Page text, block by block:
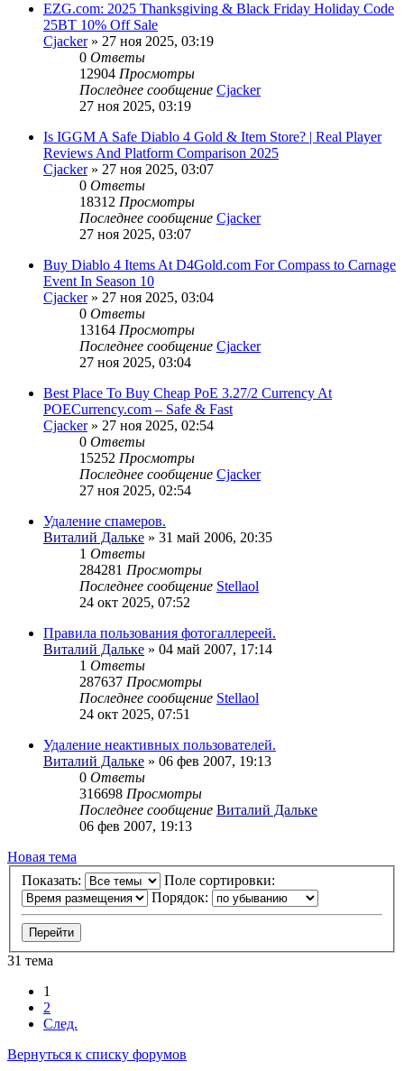
EZG.com: 2025 Thanksgiving & Black Friday Holiday Code
25BT 10% Off Sale
Cjacker» 27 ноя 2025, 03:19
0 Ответы
12904 Просмотры
Последнее сообщение Cjacker
27 ноя 2025, 03:19
Is IGGM A Safe Diablo 4 Gold & Item Store? | Real Player
Reviews And Platform Comparison 2025
Cjacker» 27 ноя 2025, 03:07
0 Ответы
18312 Просмотры
Последнее сообщение Cjacker
27 ноя 2025, 03:07
Buy Diablo 4 Items At D4Gold.com For Compass to Carnage
Event In Season 10
Cjacker» 27 ноя 2025, 03:04
0 Ответы
13164 Просмотры
Последнее сообщение Cjacker
27 ноя 2025, 03:04
Best Place To Buy Cheap PoE 3.27/2 Currency At
POECurrency.com – Safe & Fast
Cjacker» 27 ноя 2025, 02:54
0 Ответы
15252 Просмотры
Последнее сообщение Cjacker
27 ноя 2025, 02:54
Удаление спамеров.
Виталий Дальке » 31 май 2006, 20:35
1 Ответы
284281 Просмотры
Последнее сообщение Stellaol
24 окт 2025, 07:52
Правила пользования фотогаллереей.
Виталий Дальке » 04 май 2007, 17:14
1 Ответы
287637 Просмотры
Последнее сообщение Stellaol
24 окт 2025, 07:51
Удаление неактивных пользователей.
Виталий Дальке » 06 фев 2007, 19:13
0 Ответы
316698 Просмотры
Последнее сообщение Виталий Дальке
06 фев 2007, 19:13
Новая тема
Показать:
Поле сортировки:
Порядок:
31 тема
1
2
След.
Вернуться к списку форумов